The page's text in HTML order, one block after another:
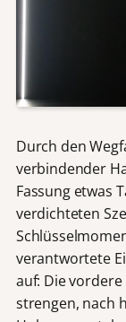
Durch den
verbindender
Fassung etwas
verdichteten
verantwortete
auf: Die
strengen, nach